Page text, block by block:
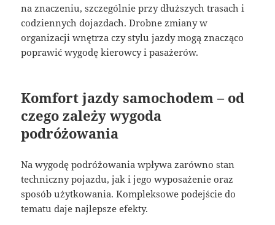
na znaczeniu, szczególnie przy dłuższych trasach i
codziennych dojazdach. Drobne zmiany w
organizacji wnętrza czy stylu jazdy mogą znacząco
poprawić wygodę kierowcy i pasażerów.
Komfort jazdy samochodem – od
czego zależy wygoda
podróżowania
Na wygodę podróżowania wpływa zarówno stan
techniczny pojazdu, jak i jego wyposażenie oraz
sposób użytkowania. Kompleksowe podejście do
tematu daje najlepsze efekty.